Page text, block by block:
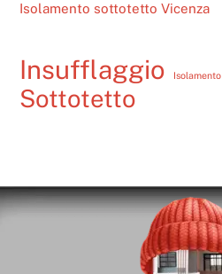
Isolamento sottotetto Vicenza
Insufflaggio Isolamento
Sottotetto